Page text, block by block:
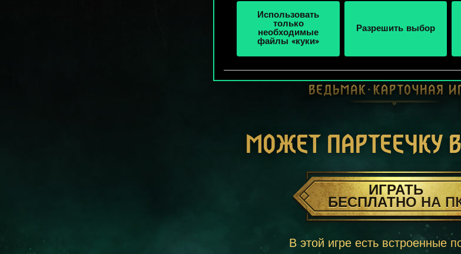
Использовать
только
необходимые
файлы «куки»
Разрешить выбор
МОЖЕТ ПАРТЕЕЧКУ
ИГРАТЬ
БЕСПЛАТНО НА
В этой игре есть встроенные